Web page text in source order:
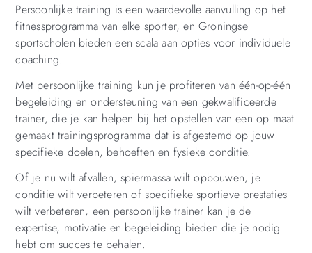
Persoonlijke training is een waardevolle aanvulling op het
fitnessprogramma van elke sporter, en Groningse
sportscholen bieden een scala aan opties voor individuele
coaching.
Met persoonlijke training kun je profiteren van één-op-één
begeleiding en ondersteuning van een gekwalificeerde
trainer, die je kan helpen bij het opstellen van een op maat
gemaakt trainingsprogramma dat is afgestemd op jouw
specifieke doelen, behoeften en fysieke conditie.
Of je nu wilt afvallen, spiermassa wilt opbouwen, je
conditie wilt verbeteren of specifieke sportieve prestaties
wilt verbeteren, een persoonlijke trainer kan je de
expertise, motivatie en begeleiding bieden die je nodig
hebt om succes te behalen.